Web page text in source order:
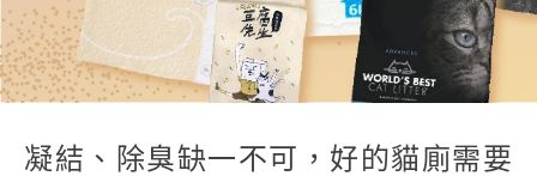
凝結、除臭缺一不可，好的貓廁需要